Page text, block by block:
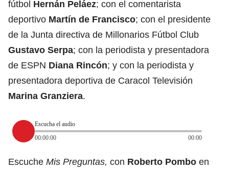
fútbol Hernán Peláez; con el comentarista
deportivo Martín de Francisco; con el presidente
de la Junta directiva de Millonarios Fútbol Club
Gustavo Serpa; con la periodista y presentadora
de ESPN Diana Rincón; y con la periodista y
presentadora deportiva de Caracol Televisión
Marina Granziera.
Escucha el audio
00:00:00
00:00
Escuche Mis Preguntas, con Roberto Pombo en